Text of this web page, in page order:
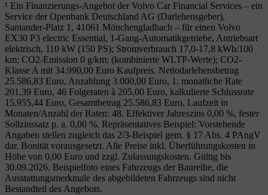
¹ Ein Finanzierungs-Angebot der Volvo Car Financial Services – ein
Service der Openbank Deutschland AG (Darlehensgeber),
Santander-Platz 1, 41061 Mönchengladbach – für einen Volvo
EX30 P3 electric Essential, 1-Gang-Automatikgetriebe, Antriebsart
elektrisch, 110 kW (150 PS); Stromverbrauch 17,0-17,8 kWh/100
km; CO2-Emission 0 g/km; (kombinierte WLTP-Werte); CO2-
Klasse A mit 34.990,00 Euro Kaufpreis. Nettodarlehensbetrag
25.586,83 Euro, Anzahlung 3.000,00 Euro, 1. monatliche Rate
201,39 Euro, 46 Folgeraten à 205,00 Euro, kalkulierte Schlussrate
15.955,44 Euro, Gesamtbetrag 25.586,83 Euro, Laufzeit in
Monaten/Anzahl der Raten: 48. Effektiver Jahreszins 0,00 %, fester
Sollzinssatz p. a. 0,00 %. Repräsentatives Beispiel: Vorstehende
Angaben stellen zugleich das 2/3-Beispiel gem. § 17 Abs. 4 PAngV
dar. Bonität vorausgesetzt. Alle Preise inkl. Überführungskosten in
Höhe von 0,00 Euro und zzgl. Zulassungskosten. Gültig bis
30.09.2026. Beispielfoto eines Fahrzeugs der Baureihe, die
Ausstattungsmerkmale des abgebildeten Fahrzeugs sind nicht
Bestandteil des Angebots.